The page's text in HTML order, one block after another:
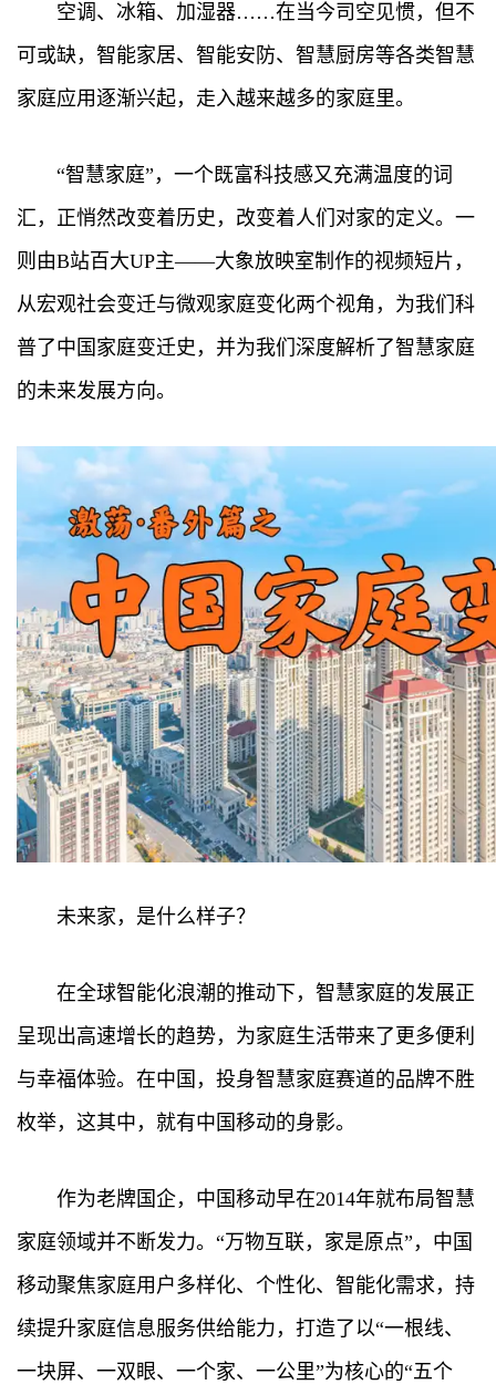
空调、冰箱、加湿器……在当今司空见惯，但不
可或缺，智能家居、智能安防、智慧厨房等各类智慧
家庭应用逐渐兴起，走入越来越多的家庭里。
“智慧家庭”，一个既富科技感又充满温度的词
汇，正悄然改变着历史，改变着人们对家的定义。一
则由B站百大UP主——大象放映室制作的视频短片，
从宏观社会变迁与微观家庭变化两个视角，为我们科
普了中国家庭变迁史，并为我们深度解析了智慧家庭
的未来发展方向。
未来家，是什么样子？
在全球智能化浪潮的推动下，智慧家庭的发展正
呈现出高速增长的趋势，为家庭生活带来了更多便利
与幸福体验。在中国，投身智慧家庭赛道的品牌不胜
枚举，这其中，就有中国移动的身影。
作为老牌国企，中国移动早在2014年就布局智慧
家庭领域并不断发力。“万物互联，家是原点”，中国
移动聚焦家庭用户多样化、个性化、智能化需求，持
续提升家庭信息服务供给能力，打造了以“一根线、
一块屏、一双眼、一个家、一公里”为核心的“五个